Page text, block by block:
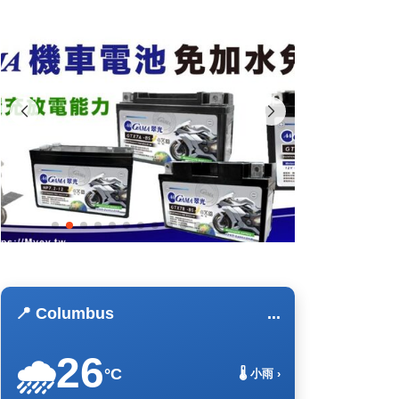
📍 Columbus ...
🌧️26°C 🌡️ 小雨 ›